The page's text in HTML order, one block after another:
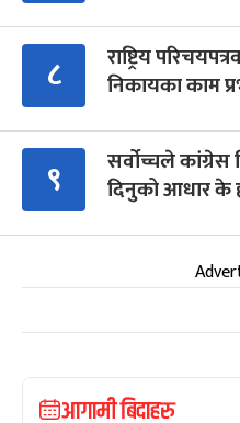
८
राष्ट्रिय
निकायका काम
९
सर्वोच्चले
दिनुको आधार के
आगामी बिदाहरु